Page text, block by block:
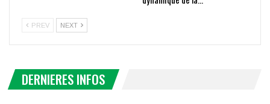
PREV NEXT
DERNIERES INFOS